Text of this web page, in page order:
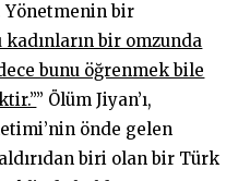
Yönetmenin bir
kadınların bir omzunda
bunu öğrenmek bile
” Ölüm Jiyan’ı,
önde gelen
biri olan bir Türk